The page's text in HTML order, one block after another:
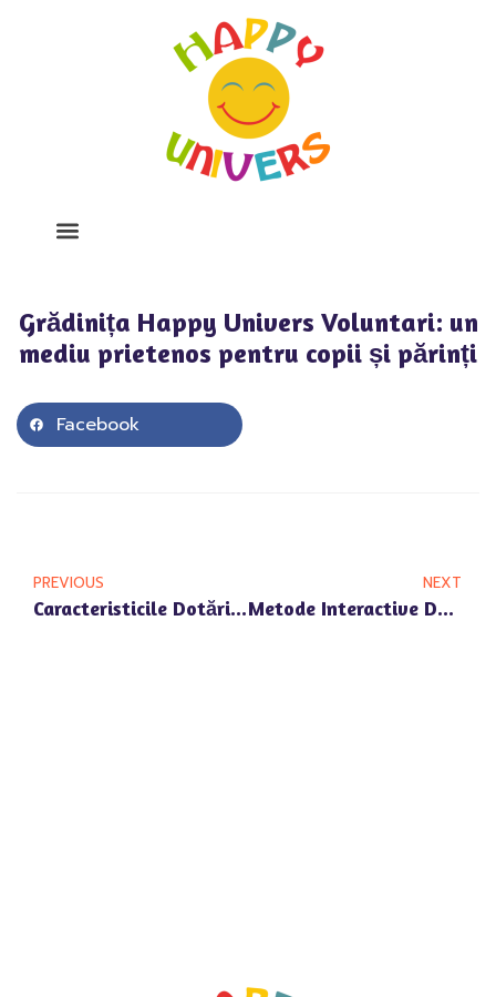
Grădinița Happy Univers Voluntari: un
mediu prietenos pentru copii și părinți
Facebook
PREVIOUS
Caracteristicile Dotărilor Moderne Ale Grădiniței Private Happy Univers Din Pipera
NEXT
Metode Interactive De Învățare La Grădinița Privată Happy Univers Pipera